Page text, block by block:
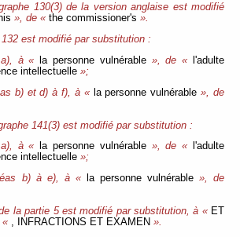
130(3) de la version anglaise est modifié
his », de «the commissioner's ».
est modifié par substitution :
à «
la personne vulnérable », de « l'adulte
intellectuelle»;
b) et d) à f), à «la personne vulnérable», de
141(3) est modifié par substitution :
à «
la personne vulnérable », de « l'adulte
intellectuelle»;
b) à e), à «la personne vulnérable », de
la partie 5 est modifié par substitution, à « ET
« , INFRACTIONS ET EXAMEN ».